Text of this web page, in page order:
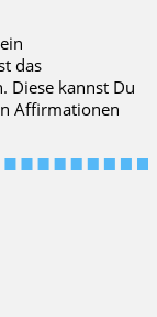
das
Diese kannst Du
Affirmationen